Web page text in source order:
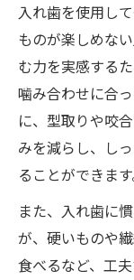
入れ歯を使用し
ものが楽しめな
む力を実感する
噛み合わせに合
に、型取りや咬
みを減らし、し
ることができます
また、入れ歯に
が、硬いものや
食べるなど、工